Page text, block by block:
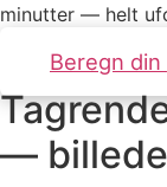
minutter — helt
Beregn din
—